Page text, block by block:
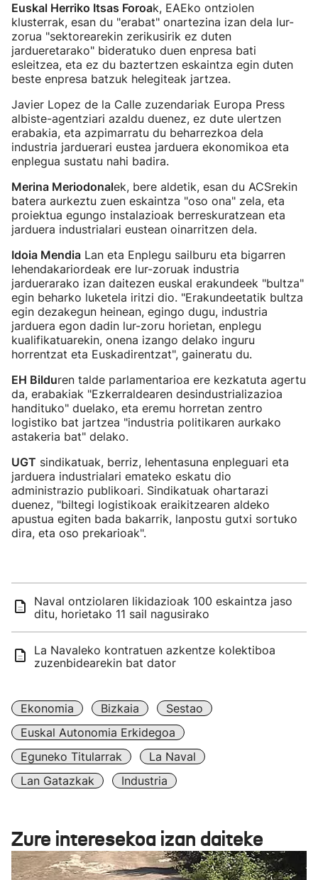
Euskal Herriko Itsas Foroak, EAEko ontziolen
klusterrak, esan du "erabat" onartezina izan dela lur-
zorua "sektorearekin zerikusirik ez duten
jardueretarako" bideratuko duen enpresa bati
esleitzea, eta ez du baztertzen eskaintza egin duten
beste enpresa batzuk helegiteak jartzea.
Javier Lopez de la Calle zuzendariak Europa Press
albiste-agentziari azaldu duenez, ez dute ulertzen
erabakia, eta azpimarratu du beharrezkoa dela
industria jarduerari eustea jarduera ekonomikoa eta
enplegua sustatu nahi badira.
Merina Meriodonalek, bere aldetik, esan du ACSrekin
batera aurkeztu zuen eskaintza "oso ona" zela, eta
proiektua egungo instalazioak berreskuratzean eta
jarduera industrialari eustean oinarritzen dela.
Idoia Mendia Lan eta Enplegu sailburu eta bigarren
lehendakariordeak ere lur-zoruak industria
jarduerarako izan daitezen euskal erakundeek "bultza"
egin beharko luketela iritzi dio. "Erakundeetatik bultza
egin dezakegun heinean, egingo dugu, industria
jarduera egon dadin lur-zoru horietan, enplegu
kualifikatuarekin, onena izango delako inguru
horrentzat eta Euskadirentzat", gaineratu du.
EH Bilduren talde parlamentarioa ere kezkatuta agertu
da, erabakiak "Ezkerraldearen desindustrializazioa
handituko" duelako, eta eremu horretan zentro
logistiko bat jartzea "industria politikaren aurkako
astakeria bat" delako.
UGT sindikatuak, berriz, lehentasuna enpleguari eta
jarduera industrialari emateko eskatu dio
administrazio publikoari. Sindikatuak ohartarazi
duenez, "biltegi logistikoak eraikitzearen aldeko
apustua egiten bada bakarrik, lanpostu gutxi sortuko
dira, eta oso prekarioak".
Naval ontziolaren likidazioak 100 eskaintza jaso
ditu, horietako 11 sail nagusirako
La Navaleko kontratuen azkentze kolektiboa
zuzenbidearekin bat dator
Ekonomia Bizkaia
Sestao
Euskal Autonomia Erkidegoa
Eguneko Titularrak
La Naval
Lan Gatazkak
Industria
Zure interesekoa izan daiteke